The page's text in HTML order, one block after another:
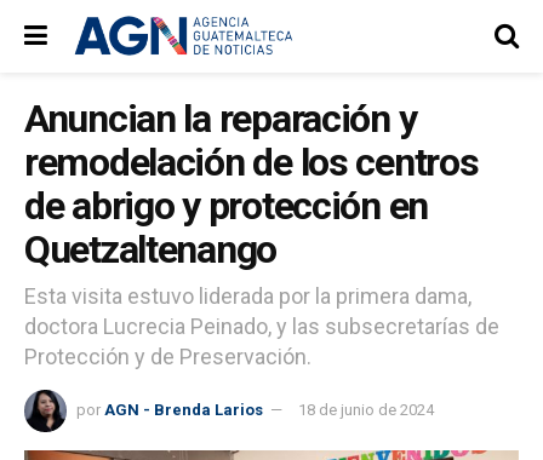
Anuncian la reparación y
remodelación de los centros
de abrigo y protección en
Quetzaltenango
Esta visita estuvo liderada por la primera dama,
doctora Lucrecia Peinado, y las subsecretarías de
Protección y de Preservación.
por AGN - Brenda Larios 18 de junio de 2024